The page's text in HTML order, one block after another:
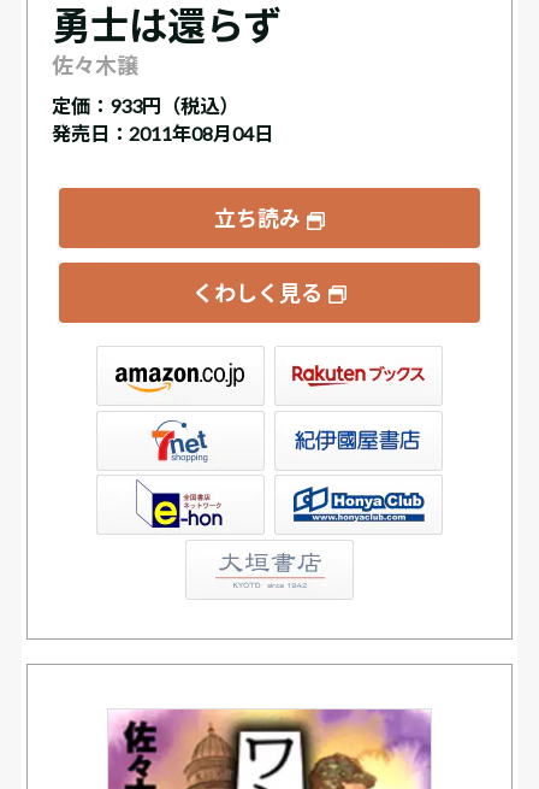
勇士は還らず
佐々木譲
定価： 933円（税込）
発売日：2011年08月04日
立ち読み
くわしく見る
書店ウェブストア